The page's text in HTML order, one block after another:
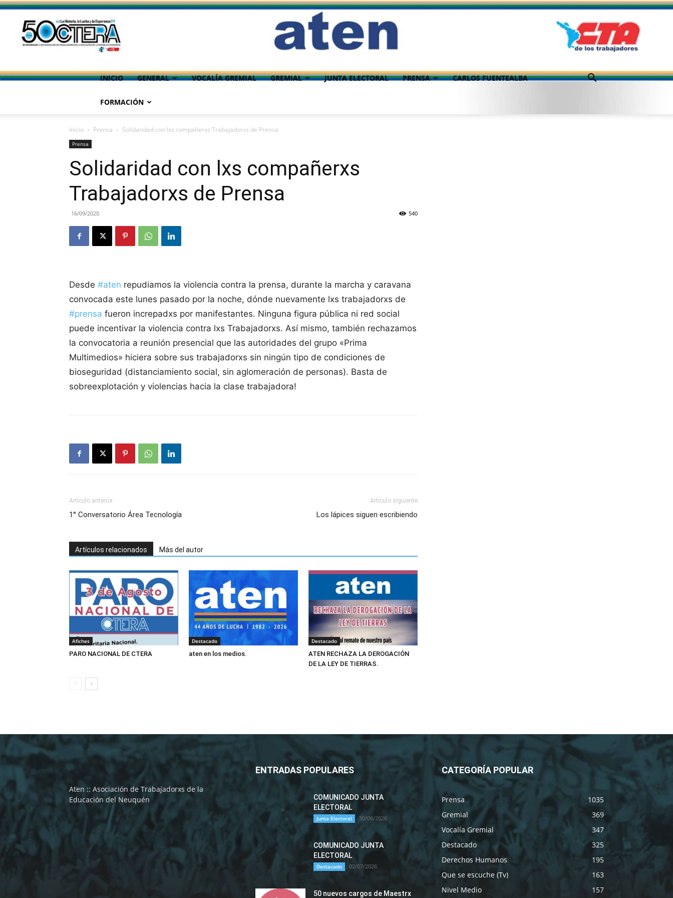
INICIO GENERAL VOCALÍA GREMIAL GREMIAL JUNTA ELECTORAL PRENSA CARLOS FUENTEALBA
FORMACIÓN
Inicio Prensa Solidaridad con lxs compañerxs Trabajadorxs de Prensa
Prensa
Solidaridad con lxs compañerxs
Trabajadorxs de Prensa
16/09/2020 540
Desde #aten repudiamos la violencia contra la prensa, durante la marcha y caravana
convocada este lunes pasado por la noche, dónde nuevamente lxs trabajadorxs de
#prensa fueron increpadxs por manifestantes. Ninguna figura pública ni red social
puede incentivar la violencia contra lxs Trabajadorxs. Así mismo, también rechazamos
la convocatoria a reunión presencial que las autoridades del grupo «Prima
Multimedios» hiciera sobre sus trabajadorxs sin ningún tipo de condiciones de
bioseguridad (distanciamiento social, sin aglomeración de personas). Basta de
sobreexplotación y violencias hacia la clase trabajadora!
Artículo anterior
1° Conversatorio Área Tecnología
Artículo siguiente
Los lápices siguen escribiendo
Artículos relacionados Más del autor
Afiches
PARO NACIONAL DE CTERA
Destacado
aten en los medios.
Destacado
ATEN RECHAZA LA DEROGACIÓN
DE LA LEY DE TIERRAS.
Aten :: Asociación de Trabajadorxs de la
Educación del Neuquén
ENTRADAS POPULARES
COMUNICADO JUNTA
ELECTORAL
Junta Electoral 30/06/2026
COMUNICADO JUNTA
ELECTORAL
Destacado 02/07/2026
50 nuevos cargos de Maestrx
CATEGORÍA POPULAR
Prensa
1035
Gremial
369
Vocalía Gremial
347
Destacado
325
Derechos Humanos
195
Que se escuche (Tv)
163
Nivel Medio
157